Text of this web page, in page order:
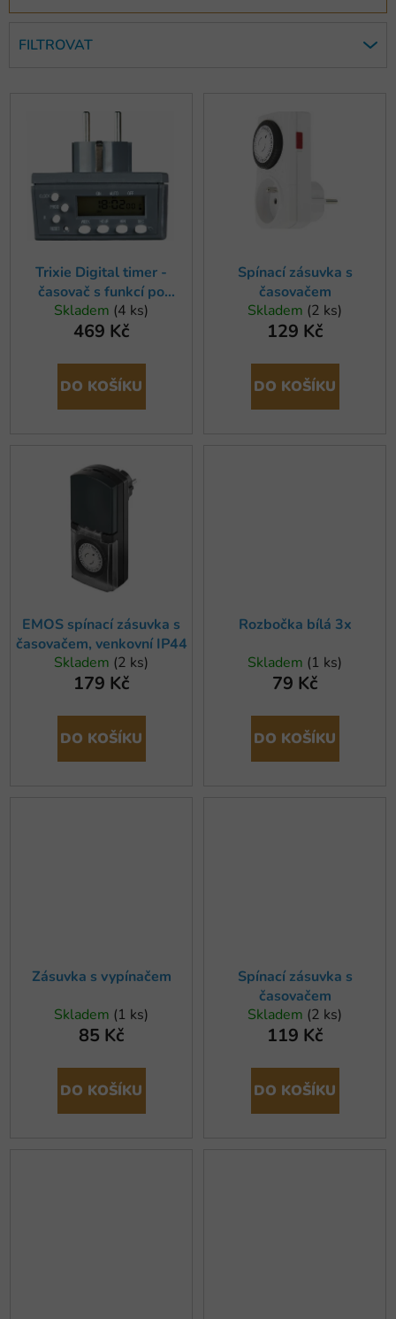
z
FILTROVAT
Trixie Digital timer -
časovač s funkcí po
vteřinách, 7 x 7 cm
Skladem (4 ks)
469 Kč
DO KOŠÍKU
Spínací zásuvka s
časovačem
Skladem (2 ks)
129 Kč
DO KOŠÍKU
EMOS spínací zásuvka s
časovačem, venkovní IP44
Skladem (2 ks)
179 Kč
DO KOŠÍKU
Rozbočka bílá 3x
Skladem (1 ks)
79 Kč
DO KOŠÍKU
Zásuvka s vypínačem
Skladem (1 ks)
85 Kč
DO KOŠÍKU
Spínací zásuvka s
časovačem
Skladem (2 ks)
119 Kč
DO KOŠÍKU